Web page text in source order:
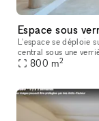
Espace sous
L'espace se déploie
central sous une
Vous trouverez en
800 m2